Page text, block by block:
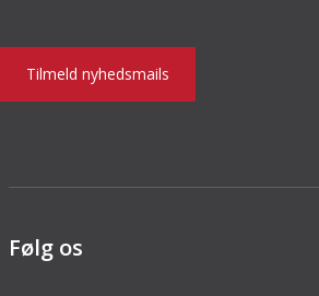
Tilmeld nyhedsmails
Følg os